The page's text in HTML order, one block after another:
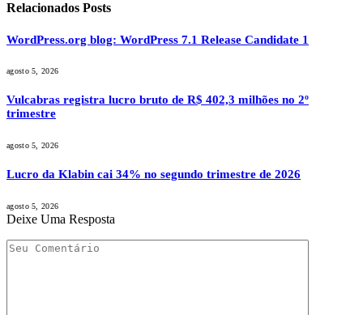
Relacionados Posts
WordPress.org blog: WordPress 7.1 Release Candidate 1
agosto 5, 2026
Vulcabras registra lucro bruto de R$ 402,3 milhões no 2º
trimestre
agosto 5, 2026
Lucro da Klabin cai 34% no segundo trimestre de 2026
agosto 5, 2026
Deixe Uma Resposta